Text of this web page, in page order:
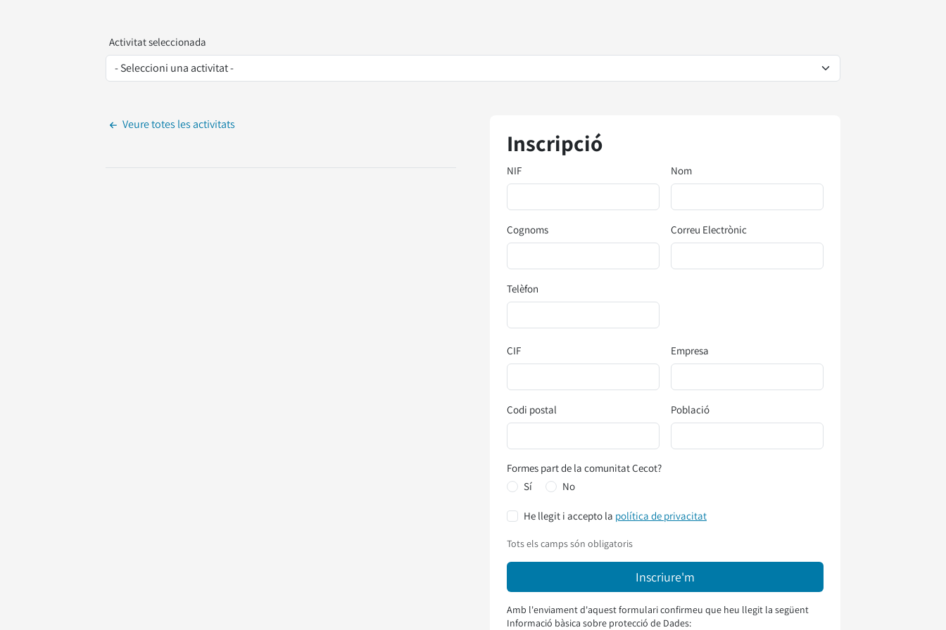
Activitat seleccionada
Veure totes les activitats
Inscripció
NIF Nom
Cognoms Correu Electrònic
Telèfon
CIF Empresa
Codi postal Població
Formes part de la comunitat Cecot?
Sí
No
He llegit i accepto la política de privacitat
Tots els camps són obligatoris
Amb l'enviament d'aquest formulari confirmeu que heu llegit la següent
Informació bàsica sobre protecció de Dades: